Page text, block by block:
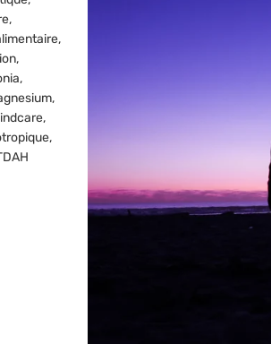
,
,
,
,
,
,
,